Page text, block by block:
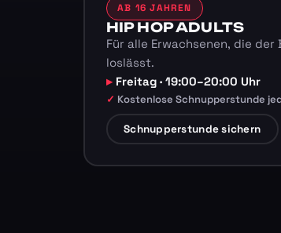
AB 16 JAHREN
HIP HOP ADULTS
Für alle Erwachsenen, die
loslässt.
Freitag · 19:00–20:00 Uhr
Kostenlose Schnupperstunde
Schnupperstunde sichern